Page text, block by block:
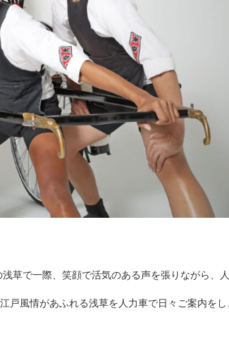
草で一際、笑顔で活気のある声を張りながら、人
戸風情があふれる浅草を人力車で日々ご案内をし